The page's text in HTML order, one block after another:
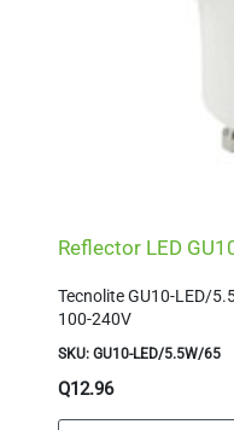
Reflector LED
Tecnolite GU10-LED/
100-240V
SKU: GU10-LED/5.5W/65
Q12.96